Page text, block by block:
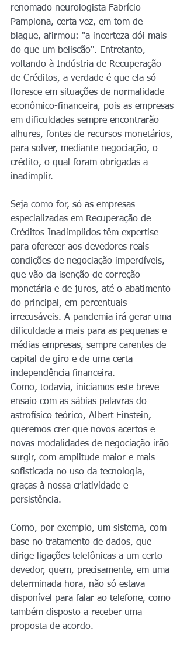
renomado neurologista Fabrício
Pamplona, certa vez, em tom de
blague, afirmou: "a incerteza dói mais
do que um beliscão". Entretanto,
voltando à Indústria de Recuperação
de Créditos, a verdade é que ela só
floresce em situações de normalidade
econômico-financeira, pois as empresas
em dificuldades sempre encontrarão
alhures, fontes de recursos monetários,
para solver, mediante negociação, o
crédito, o qual foram obrigadas a
inadimplir.
Seja como for, só as empresas
especializadas em Recuperação de
Créditos Inadimplidos têm expertise
para oferecer aos devedores reais
condições de negociação imperdíveis,
que vão da isenção de correção
monetária e de juros, até o abatimento
do principal, em percentuais
irrecusáveis. A pandemia irá gerar uma
dificuldade a mais para as pequenas e
médias empresas, sempre carentes de
capital de giro e de uma certa
independência financeira.
Como, todavia, iniciamos este breve
ensaio com as sábias palavras do
astrofísico teórico, Albert Einstein,
queremos crer que novos acertos e
novas modalidades de negociação irão
surgir, com amplitude maior e mais
sofisticada no uso da tecnologia,
graças à nossa criatividade e
persistência.
Como, por exemplo, um sistema, com
base no tratamento de dados, que
dirige ligações telefônicas a um certo
devedor, quem, precisamente, em uma
determinada hora, não só estava
disponível para falar ao telefone, como
também disposto a receber uma
proposta de acordo.